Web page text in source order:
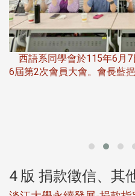
西語系同學會於115年6月7
6屆第2次會員大會。會長藍
4 版 捐款徵信、其